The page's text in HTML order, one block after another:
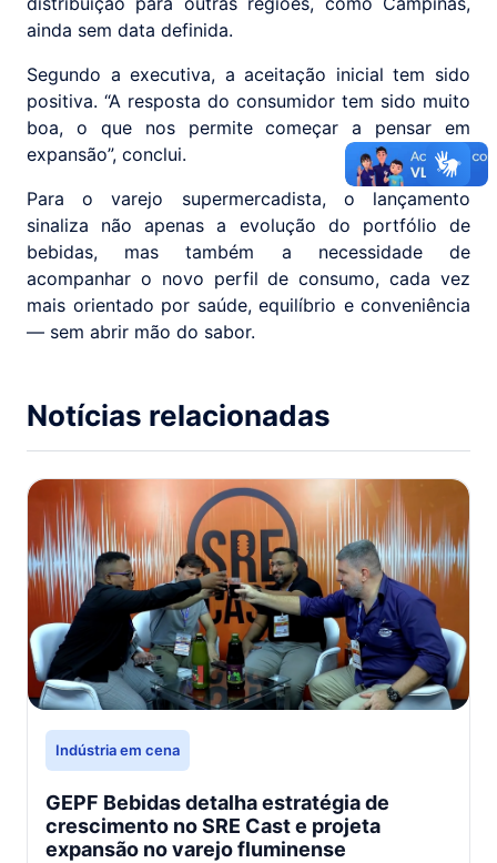
ainda sem data definida.
Segundo a executiva, a aceitação inicial tem sido
positiva. “A resposta do consumidor tem sido muito
boa, o que nos permite começar a pensar em
expansão”, conclui.
Para o varejo supermercadista, o lançamento
sinaliza não apenas a evolução do portfólio de
bebidas, mas também a necessidade de
acompanhar o novo perfil de consumo, cada vez
mais orientado por saúde, equilíbrio e conveniência
— sem abrir mão do sabor.
Notícias relacionadas
Indústria em cena
GEPF Bebidas detalha estratégia de
crescimento no SRE Cast e projeta
expansão no varejo fluminense